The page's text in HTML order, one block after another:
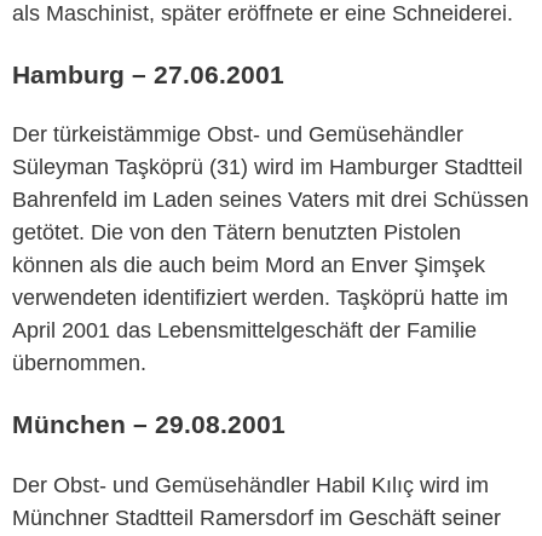
als Maschinist, später eröffnete er eine Schneiderei.
Hamburg – 27.06.2001
Der türkeistämmige Obst- und Gemüsehändler
Süleyman Taşköprü (31) wird im Hamburger Stadtteil
Bahrenfeld im Laden seines Vaters mit drei Schüssen
getötet. Die von den Tätern benutzten Pistolen
können als die auch beim Mord an Enver Şimşek
verwendeten identifiziert werden. Taşköprü hatte im
April 2001 das Lebensmittelgeschäft der Familie
übernommen.
München – 29.08.2001
Der Obst- und Gemüsehändler Habil Kılıç wird im
Münchner Stadtteil Ramersdorf im Geschäft seiner